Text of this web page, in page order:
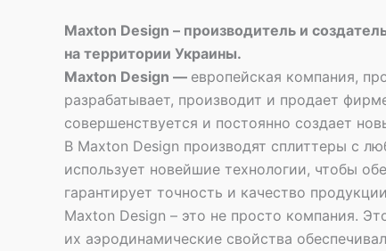
Maxton Design – производитель и
на территории Украины.
Maxton Design — европейская компания,
разрабатывает, производит и продает
совершенствуется и постоянно создает
В Maxton Design производят сплиттеры с
использует новейшие технологии, чтобы
гарантирует точность и качество
Maxton Design – это не просто компания.
их аэродинамические свойства